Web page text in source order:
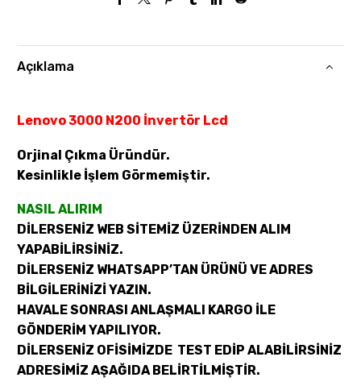
Açıklama
Lenovo 3000 N200 İnvertör Lcd
Orjinal Çıkma Üründür.
Kesinlikle İşlem Görmemiştir.
NASIL ALIRIM
DİLERSENİZ WEB SİTEMİZ ÜZERİNDEN ALIM
YAPABİLİRSİNİZ.
DİLERSENİZ WHATSAPP’TAN ÜRÜNÜ VE ADRES
BİLGİLERİNİZİ YAZIN.
HAVALE SONRASI ANLAŞMALI KARGO İLE
GÖNDERİM YAPILIYOR.
DİLERSENİZ OFİSİMİZDE TEST EDİP ALABİLİRSİNİZ
ADRESİMİZ AŞAĞIDA BELİRTİLMİŞTİR.